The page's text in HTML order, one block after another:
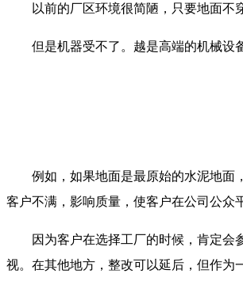
以前的厂区环境很简陋，只要地面
但是机器受不了。越是高端的机械设
例如，如果地面是最原始的水泥地面
客户不满，影响质量，使客户在公司公众
因为客户在选择工厂的时候，肯定
视。在其他地方，整改可以延后，但作为